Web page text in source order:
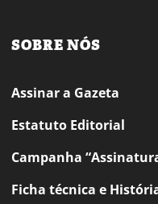
SOBRE NÓS
Assinar a Gazeta
Estatuto Editorial
Campanha
Ficha técnica e